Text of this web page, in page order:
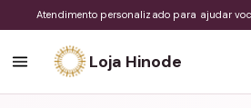
Atendimento personalizado para ajudar
Loja Hinode